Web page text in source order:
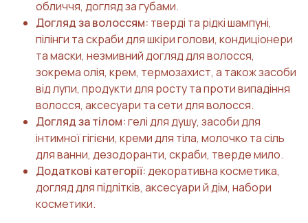
обличчя, догляд за губами.
Догляд за волоссям: тверді та рідкі шампуні,
пілінги та скраби для шкіри голови, кондиціонери
та маски, незмивний догляд для волосся,
зокрема олія, крем, термозахист, а також засоби
від лупи, продукти для росту та проти випадіння
волосся, аксесуари та сети для волосся.
Догляд за тілом:гелі для душу, засоби для
інтимної гігієни, креми для тіла, молочко та сіль
для ванни, дезодоранти, скраби, тверде мило.
Додаткові категорії:декоративна косметика,
догляд для підлітків, аксесуари й дім, набори
косметики.